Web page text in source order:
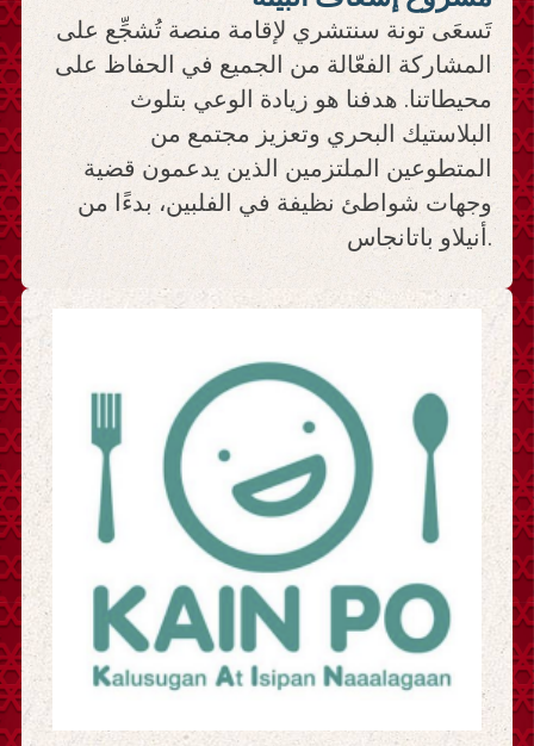
تَسعَى تونة سنتشري لإقامة منصة تُشجِّع على
المشاركة الفعّالة من الجميع في الحفاظ على
محيطاتنا. هدفنا هو زيادة الوعي بتلوث
البلاستيك البحري وتعزيز مجتمع من
المتطوعين الملتزمين الذين يدعمون قضية
وجهات شواطئ نظيفة في الفلبين، بدءًا من
أنيلاو باتانجاس.